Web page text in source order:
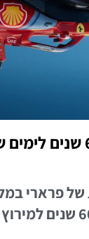
פרארי מאדום
שלה בארץ